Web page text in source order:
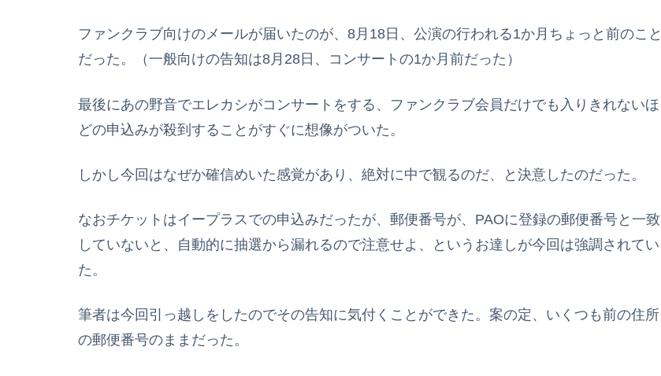
ファンクラブ向けのメールが届いたのが、8月18日、公演の行われる1か月ちょっと前のこと
だった。（一般向けの告知は8月28日、コンサートの1か月前だった）
最後にあの野音でエレカシがコンサートをする、ファンクラブ会員だけでも入りきれないほ
どの申込みが殺到することがすぐに想像がついた。
しかし今回はなぜか確信めいた感覚があり、絶対に中で観るのだ、と決意したのだった。
なおチケットはイープラスでの申込みだったが、郵便番号が、PAOに登録の郵便番号と一致
していないと、自動的に抽選から漏れるので注意せよ、というお達しが今回は強調されてい
た。
筆者は今回引っ越しをしたのでその告知に気付くことができた。案の定、いくつも前の住所
の郵便番号のままだった。